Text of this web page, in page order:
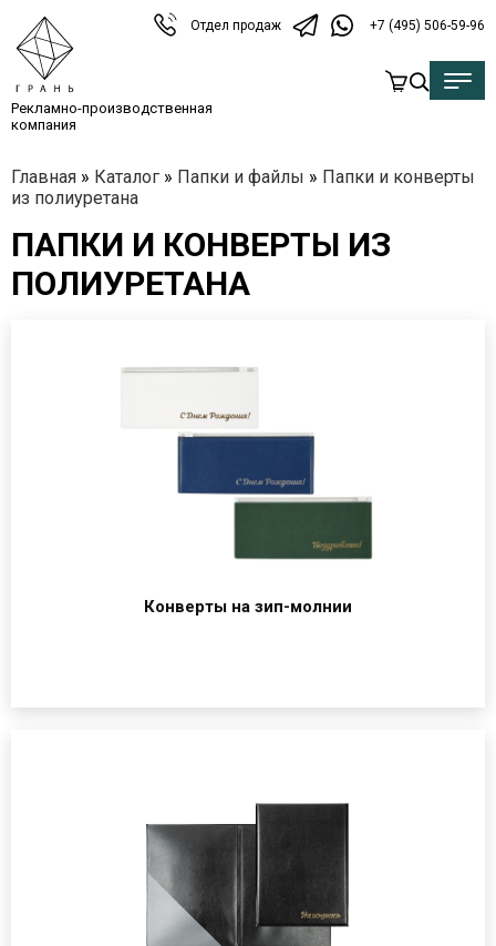
Отдел продаж +7 (495) 506-59-96
Рекламно-производственная
компания
Главная » Каталог » Папки и файлы » Папки и конверты
из полиуретана
ПАПКИ И КОНВЕРТЫ ИЗ
ПОЛИУРЕТАНА
Конверты на зип-молнии